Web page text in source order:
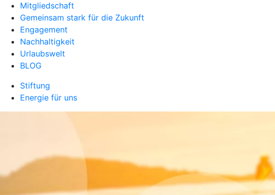
Mitgliedschaft
Gemeinsam stark für die Zukunft
Engagement
Nachhaltigkeit
Urlaubswelt
BLOG
Stiftung
Energie für uns